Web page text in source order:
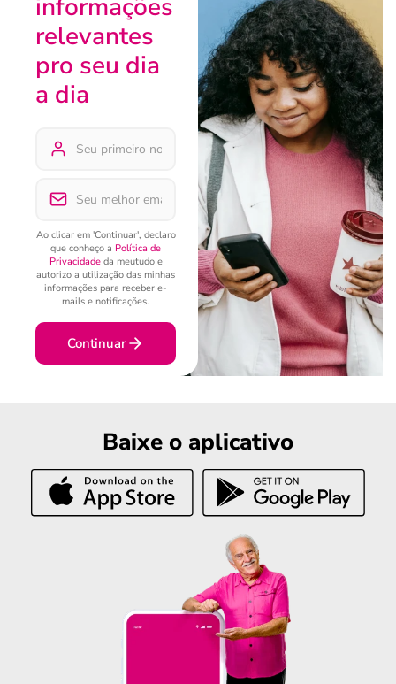
informações
relevantes
pro seu dia
a dia
Ao clicar em 'Continuar', declaro
que conheço a Política de
Privacidadeda meutudo e
autorizo a utilização das minhas
informações para receber e-
mails e notificações.
Continuar
Baixe o aplicativo